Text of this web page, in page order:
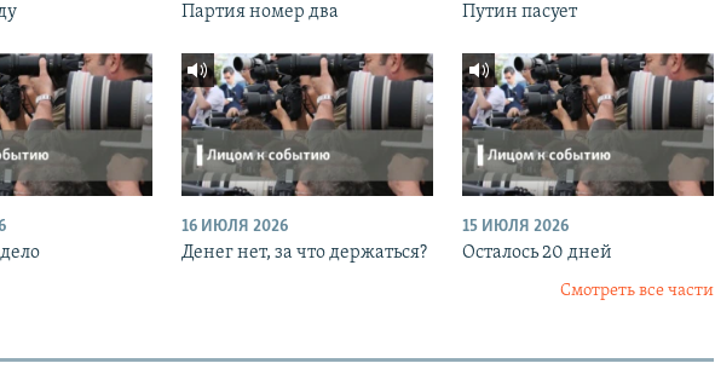
Партия номер два Путин пасует
16 ИЮЛЯ 2026
Денег нет, за что держаться?
15 ИЮЛЯ 2026
Осталось 20 дней
Смотреть все части